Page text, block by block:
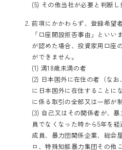
(5) その他当社が必要と判断
前項にかかわらず、登録希望
「口座開設拒否事由」といい
が認めた場合、投資家用口座
ができません。
(1) 満18歳未満の者
(2) 日本国外に在住の者（な
に日本国外に在住することに
に係る取引の全部又は一部が
(3) 自己又はその関係者が、
員でなくなった時から5年を
成員、暴力団関係企業、総会
ロ、特殊知能暴力集団その他